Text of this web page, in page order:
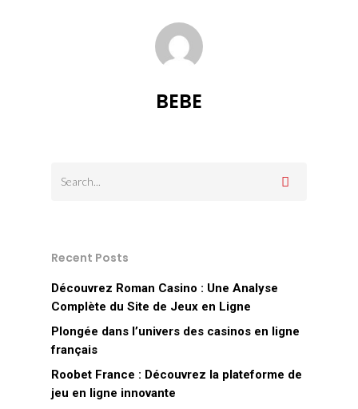
BEBE
Recent Posts
Découvrez Roman Casino : Une Analyse
Complète du Site de Jeux en Ligne
Plongée dans l’univers des casinos en ligne
français
Roobet France : Découvrez la plateforme de
jeu en ligne innovante